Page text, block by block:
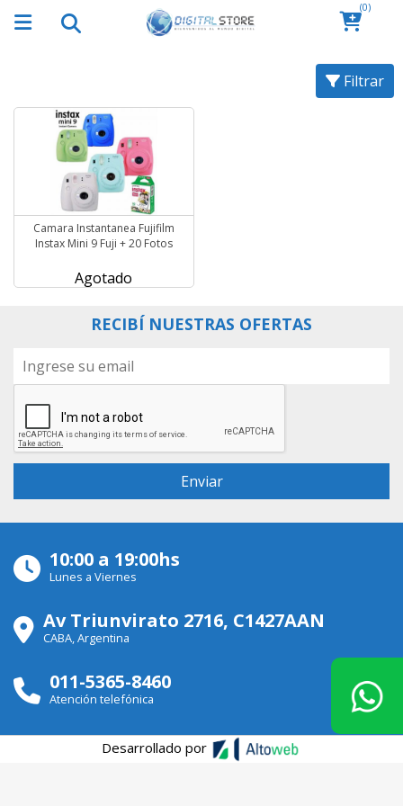
(0)
Filtrar
Camara Instantanea Fujifilm
Instax Mini 9 Fuji + 20 Fotos
Agotado
RECIBÍ NUESTRAS OFERTAS
10:00 a 19:00hs
Lunes a Viernes
Av Triunvirato 2716, C1427AAN
CABA, Argentina
011-5365-8460
Atención telefónica
Desarrollado por